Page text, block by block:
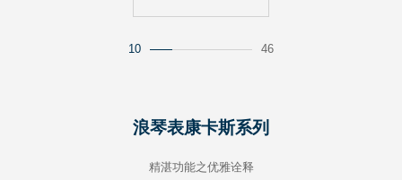
10 46
浪琴表康卡斯系列
精湛功能之优雅诠释